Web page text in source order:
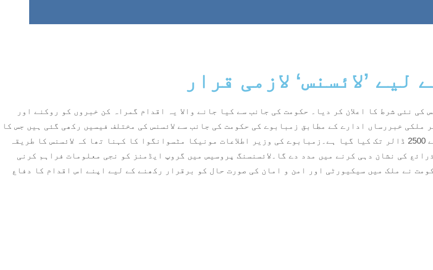
’لائسنس‘ لازمی قرار
کی نئی شرط کا اعلان کر دیا۔ حکومت کی جانب سے کیا جانے والا یہ اقدام گمراہ کن خبروں کو روکنے اور
خبررساں ادارے کے مطابق زمبابوے کی حکومت کی جانب سے لائسنس کی مختلف فیسیں رکھی گئی ہیں جس کا
تعلق گروپ کی نوعیت پر ہے۔ لائسنس فیس کا تعین 50 ڈالر سے 2500 ڈالر تک کیا گیا ہے۔زمبابوے کی وزیر اطلاعات مونیکا مٹسوانگوا کا کہنا تھا کہ لائسنس کا طریقہ
کی نشان دہی کرنے میں مدد دے گا۔لائسنسنگ پروسیس میں گروپ ایڈمنز کو نجی معلومات فراہم کرنی
نے ملک میں سیکیورٹی اور امن و امان کی صورت حال کو برقرار رکھنے کے لیے اپنے اس اقدام کا دفاع